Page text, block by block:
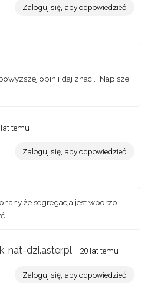
Zaloguj się, aby odpowiedzieć
opinii daj znac … Napisze
lat temu
Zaloguj się, aby odpowiedzieć
że segregacja jest wporzo.
nat-dzi.aster.pl 20 lat temu
Zaloguj się, aby odpowiedzieć